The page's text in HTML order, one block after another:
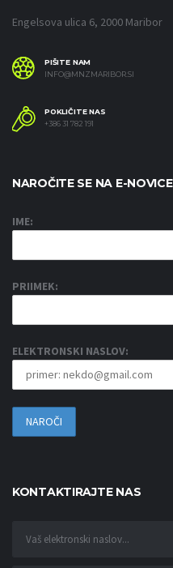
Engelsova ulica 6, 2000 Maribor
PIŠITE NAM
INFO@MNZMARIBOR.SI
POKLIČITE NAS
+386 31 782 191
NAROČITE SE NA E-
IME:
PRIIMEK:
ELEKTRONSKI NASLOV:
KONTAKTIRAJTE NAS